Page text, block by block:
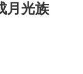
月光族